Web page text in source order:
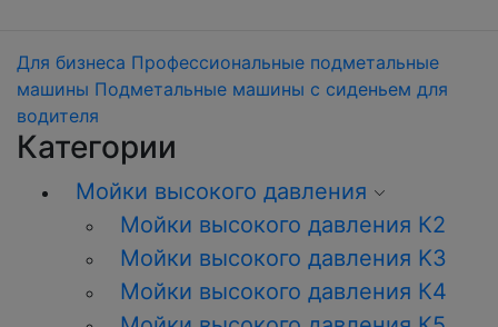
Для бизнеса Профессиональные подметальные
машины Подметальные машины с сиденьем для
водителя
Категории
Мойки высокого давления
Мойки высокого давления К2
Мойки высокого давления K3
Мойки высокого давления К4